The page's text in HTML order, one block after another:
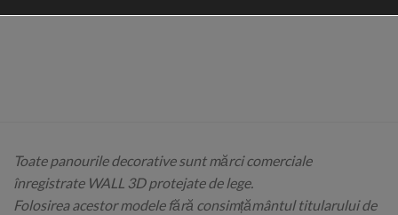
Toate panourile decorative sunt mărci comerciale
înregistrate WALL 3D protejate de lege.
Folosirea acestor modele fără consimțământul titularului de